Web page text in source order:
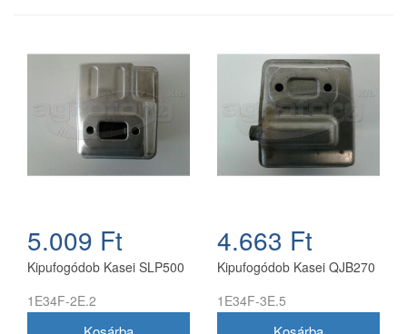
5.009 Ft
Kipufogódob Kasei SLP500
1E34F-2E.2
4.663 Ft
Kipufogódob Kasei QJB270
1E34F-3E.5